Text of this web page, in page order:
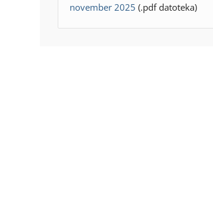
november 2025 (.pdf datoteka)